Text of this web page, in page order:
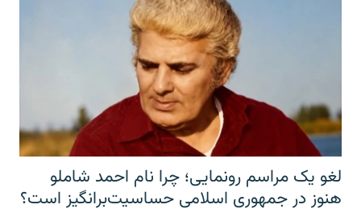
لغو یک مراسم رونمایی؛ چرا نام احمد شاملو
هنوز در جمهوری اسلامی حساسیت‌برانگیز است؟